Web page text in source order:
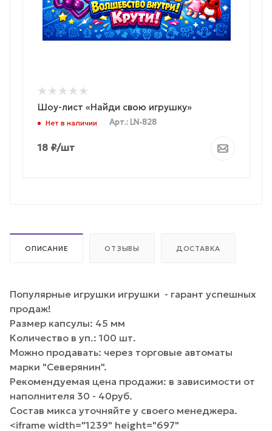
Шоу-лист «Найди свою игрушку»
Нет в наличии Арт.: LN-828
18 ₽/шт
ОПИСАНИЕ ОТЗЫВЫ ДОСТАВКА
Популярные игрушки игрушки - гарант успешных
продаж!
Размер капсулы: 45 мм
Количество в уп.: 100 шт.
Можно продавать: через торговые автоматы
марки "Северянин".
Рекомендуемая цена продажи: в зависимости от
наполнителя 30 - 40руб.
Состав микса уточняйте у своего менеджера.
<iframe width="1239" height="697"